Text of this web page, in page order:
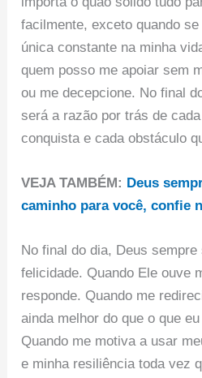
facilmente, exceto quando
única constante na minha
quem posso me apoiar sem
ou me decepcione. No final
será a razão por trás de
conquista e cada obstáculo
VEJA TAMBÉM: Deus
caminho para você, confie
No final do dia, Deus
felicidade. Quando Ele ouve
responde. Quando me
ainda melhor do que o que
Quando me motiva a usar
e minha resiliência toda vez